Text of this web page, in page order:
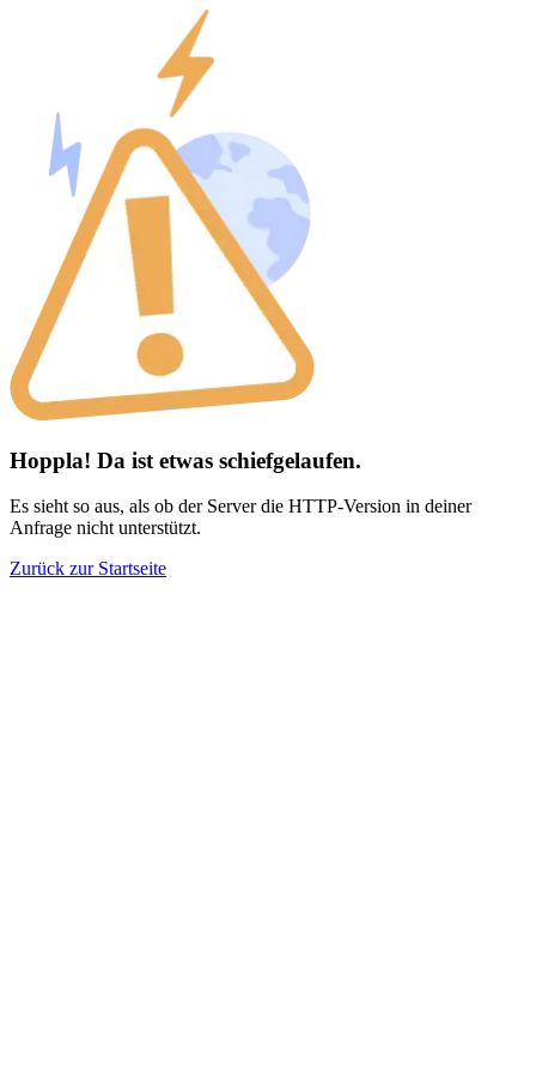
Hoppla! Da ist etwas schiefgelaufen.
Es sieht so aus, als ob der Server die HTTP-Version in deiner
Anfrage nicht unterstützt.
Zurück zur Startseite